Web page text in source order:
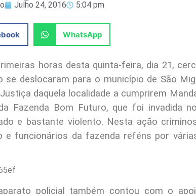
Julho 24, 2016 5:04 pm
WhatsApp
horas desta quinta-feira, dia 21,
se deslocaram para o município de São
daquela localidade a cumprirem
Fazenda Bom Futuro, que foi invadida
e bastante violento. Nesta ação
e funcionários da fazenda reféns por
policial também contou com o